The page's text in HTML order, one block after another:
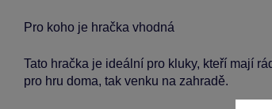
Pro koho je hračka vhodná
Tato hračka je ideální pro kluky, kteří mají
pro hru doma, tak venku na zahradě.